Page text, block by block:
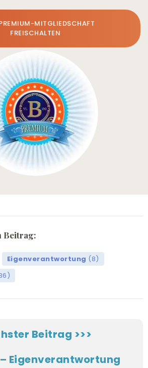
MITGLIEDSCHAFT
FREISCHALTEN
Beitrag:
Eigenverantwortung (8)
Beitrag >>>